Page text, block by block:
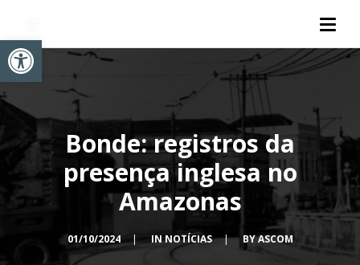
Abrir a barra de ferramentas
Bonde: registros da
presença inglesa no
Amazonas
01/10/2024 | INNOTÍCIAS | BYASCOM